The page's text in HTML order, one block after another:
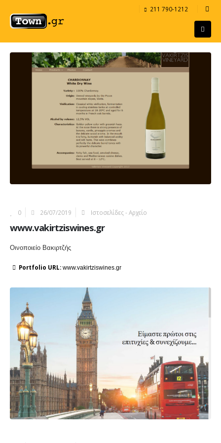
211 790-1212
0 26/07/2019 Ιστοσελίδες - Αρχείο
www.vakirtziswines.gr
Οινοποιείο Βακιρτζής
More Information
Portfolio URL: www.vakirtziswines.gr